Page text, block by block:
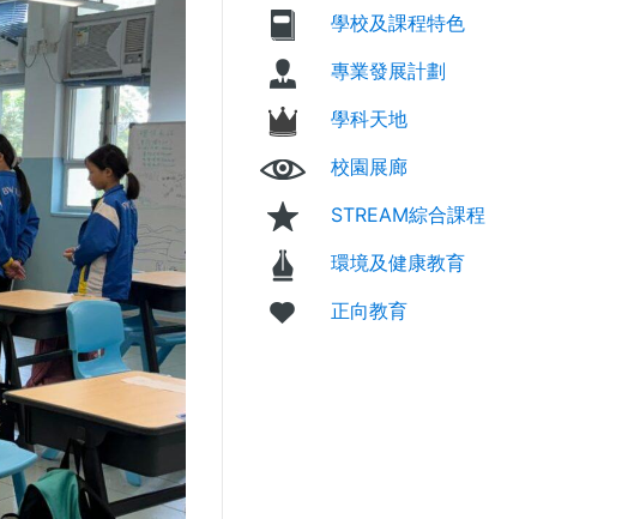
學校及課程特色
專業發展計劃
學科天地
校園展廊
STREAM綜合課程
環境及健康教育
正向教育